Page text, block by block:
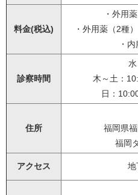
料金(税込)
・外用
・外用薬（2種
・
診察時間
木～土：
日：
住所
福岡県
福岡
アクセス 地